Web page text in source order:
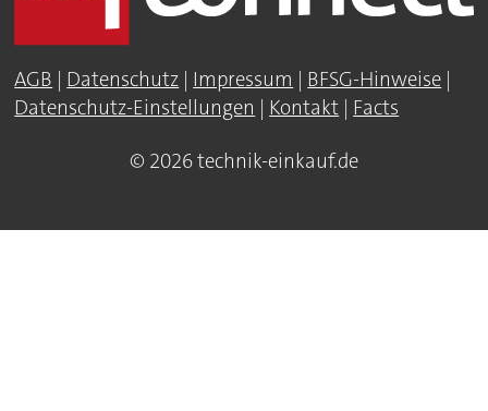
AGB | Datenschutz | Impressum | BFSG-Hinweise |
Datenschutz-Einstellungen | Kontakt | Facts
© 2026 technik-einkauf.de